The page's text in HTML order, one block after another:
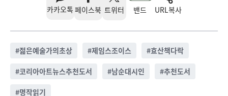
카카오톡 페이스북 트위터 밴드 URL복사
#젊은예술가의초상 #제임스조이스 #효산책다락
#코리아아트뉴스추천도서 #남순대시인 #추천도서
#명작읽기